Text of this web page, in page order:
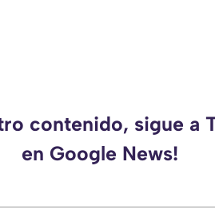
contenido, sigue a
en Google News!